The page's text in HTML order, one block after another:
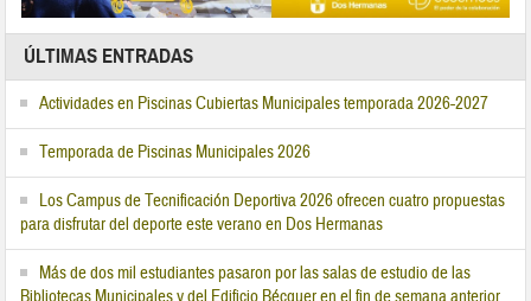
ÚLTIMAS ENTRADAS
Actividades en Piscinas Cubiertas Municipales temporada 2026-2027
Temporada de Piscinas Municipales 2026
Los Campus de Tecnificación Deportiva 2026 ofrecen cuatro propuestas
para disfrutar del deporte este verano en Dos Hermanas
Más de dos mil estudiantes pasaron por las salas de estudio de las